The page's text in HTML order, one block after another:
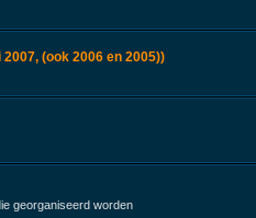
(ook 2006 en 2005))
georganiseerd worden